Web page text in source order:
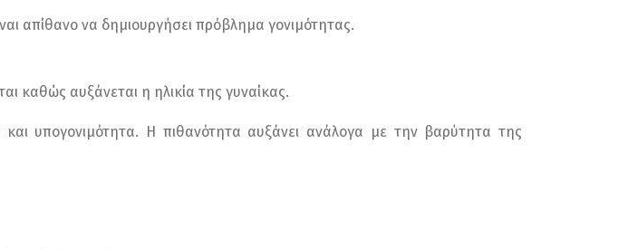
απίθανο να δημιουργήσει πρόβλημα γονιμότητας.
καθώς αυξάνεται η ηλικία της γυναίκας.
υπογονιμότητα. Η πιθανότητα αυξάνει ανάλογα με την βαρύτητα της